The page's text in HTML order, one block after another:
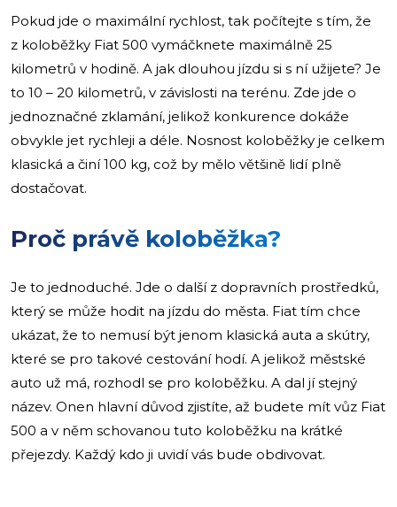
Pokud jde o maximální rychlost, tak počítejte s tím, že
z koloběžky Fiat 500 vymáčknete maximálně 25
kilometrů v hodině. A jak dlouhou jízdu si s ní užijete? Je
to 10 – 20 kilometrů, v závislosti na terénu. Zde jde o
jednoznačné zklamání, jelikož konkurence dokáže
obvykle jet rychleji a déle. Nosnost koloběžky je celkem
klasická a činí 100 kg, což by mělo většině lidí plně
dostačovat.
Proč právě koloběžka?
Je to jednoduché. Jde o další z dopravních prostředků,
který se může hodit na jízdu do města. Fiat tím chce
ukázat, že to nemusí být jenom klasická auta a skútry,
které se pro takové cestování hodí. A jelikož městské
auto už má, rozhodl se pro koloběžku. A dal jí stejný
název. Onen hlavní důvod zjistíte, až budete mít vůz Fiat
500 a v něm schovanou tuto koloběžku na krátké
přejezdy. Každý kdo ji uvidí vás bude obdivovat.